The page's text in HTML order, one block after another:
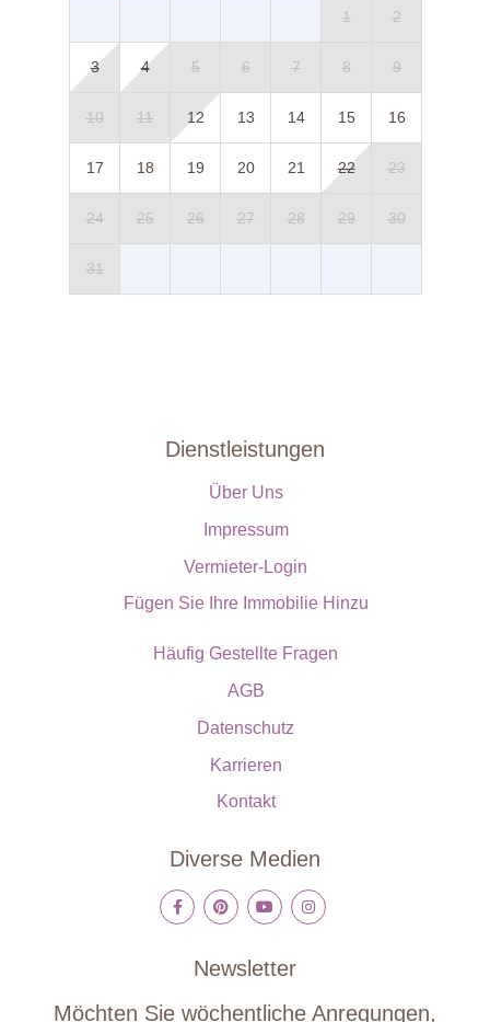
1 2
3 4 5 6 7 8 9
10 11 12 13 14 15 16
17 18 19 20 21 22 23
24 25 26 27 28 29 30
31
Dienstleistungen
Über Uns
Impressum
Vermieter-Login
Fügen Sie Ihre Immobilie Hinzu
Häufig Gestellte Fragen
AGB
Datenschutz
Karrieren
Kontakt
Diverse Medien
Newsletter
Möchten Sie wöchentliche Anregungen,